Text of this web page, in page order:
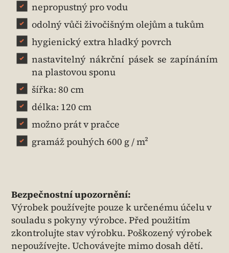
nepropustný pro vodu
odolný vůči živočišným olejům a tukům
hygienický extra hladký povrch
nastavitelný nákrční pásek se zapínáním
na plastovou sponu
šířka: 80 cm
délka: 120 cm
možno prát v pračce
gramáž pouhých 600 g / m²
Bezpečnostní upozornění:
Výrobek používejte pouze k určenému účelu v
souladu s pokyny výrobce. Před použitím
zkontrolujte stav výrobku. Poškozený výrobek
nepoužívejte. Uchovávejte mimo dosah dětí.